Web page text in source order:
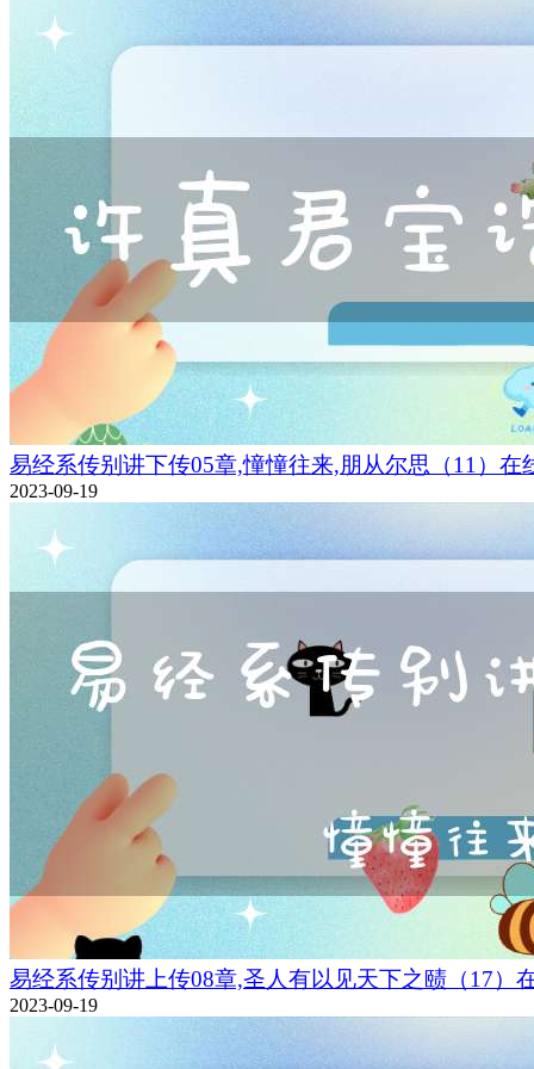
易经系传别讲下传05章,憧憧往来,朋从尔思（11）在
2023-09-19
易经系传别讲上传08章,圣人有以见天下之赜（17）
2023-09-19